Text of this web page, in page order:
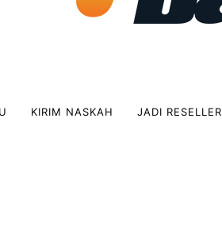
KIRIM NASKAH JADI RESELLER